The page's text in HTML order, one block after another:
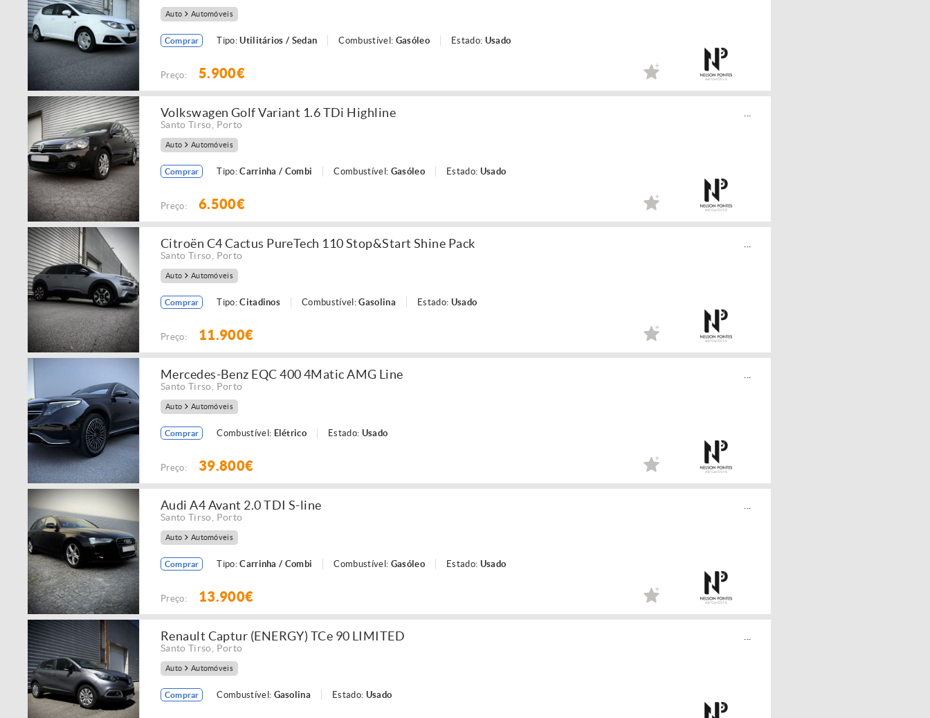
Auto Automóveis
Comprar Tipo:Utilitários / Sedan Combustível: Gasóleo Estado: Usado
Preço: 5.900€
Volkswagen Golf Variant 1.6 TDi Highline
Santo Tirso Porto
Auto Automóveis
Comprar Tipo:Carrinha / Combi Combustível: Gasóleo Estado: Usado
Preço: 6.500€
Citroën C4 Cactus PureTech 110 Stop&Start Shine Pack
Santo Tirso Porto
Auto Automóveis
Comprar Tipo:Citadinos Combustível:Gasolina Estado: Usado
Preço: 11.900€
Mercedes-Benz EQC 400 4Matic AMG Line
Santo Tirso Porto
Auto Automóveis
Comprar Combustível: Elétrico Estado: Usado
Preço: 39.800€
Audi A4 Avant 2.0 TDI S-line
Santo Tirso Porto
Auto Automóveis
Comprar Tipo:Carrinha / Combi Combustível: Gasóleo Estado: Usado
Preço: 13.900€
Renault Captur (ENERGY) TCe 90 LIMITED
Santo Tirso Porto
Auto Automóveis
Comprar Combustível: Gasolina Estado: Usado